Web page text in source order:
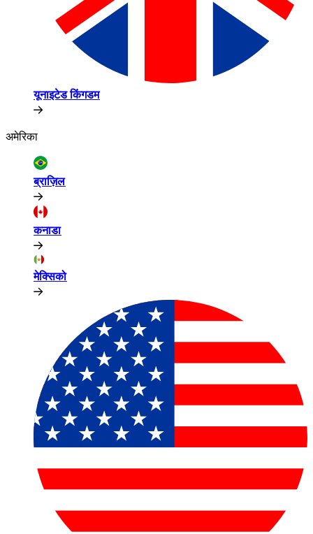
यूनाइटेड किंगडम​​
अमेरिका​​
ब्राज़िल​​
कनाडा​​
मेक्सिको​​